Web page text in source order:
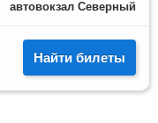
автовокзал Северный
Найти билеты